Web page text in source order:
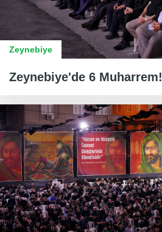
Zeynebiye
Zeynebiye'de 6 Muharrem!